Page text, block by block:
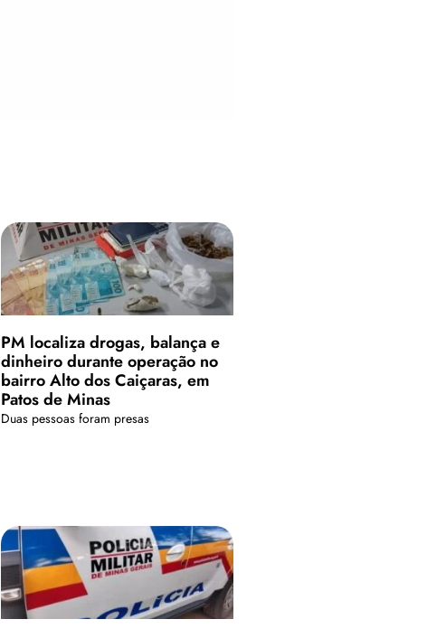
PM localiza drogas, balança e
dinheiro durante operação no
bairro Alto dos Caiçaras, em
Patos de Minas
Duas pessoas foram presas